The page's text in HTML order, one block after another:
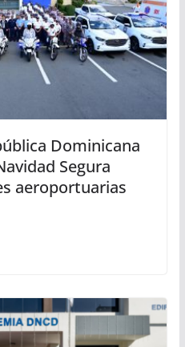
Dominicana
Segura
aeroportuarias